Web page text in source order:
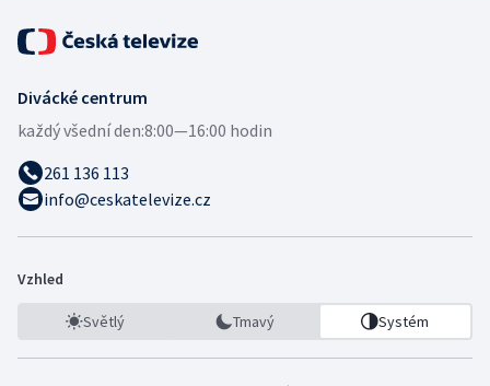
Divácké centrum
každý všední den:8:00—16:00 hodin
261 136 113
info@ceskatelevize.cz
Vzhled
Světlý Tmavý Systém